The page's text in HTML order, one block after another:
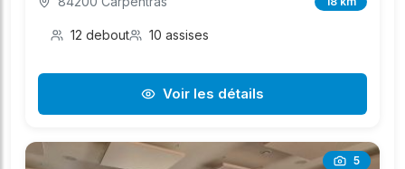
12 debout 10 assises
Voir les détails
5